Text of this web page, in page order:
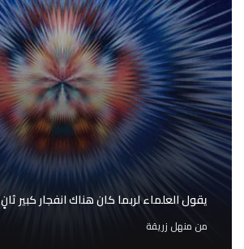
يقول العلماء لربما كان هناك انفجار كبير ثانٍ
من منهل زريقة